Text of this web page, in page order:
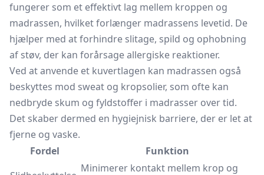
fungerer som et effektivt lag mellem kroppen og
madrassen, hvilket forlænger madrassens levetid. De
hjælper med at forhindre slitage, spild og ophobning
af støv, der kan forårsage allergiske reaktioner.
Ved at anvende et kuvertlagen kan madrassen også
beskyttes mod sweat og kropsolier, som ofte kan
nedbryde skum og fyldstoffer i madrasser over tid.
Det skaber dermed en hygiejnisk barriere, der er let at
fjerne og vaske.
Fordel
Funktion
Minimerer kontakt mellem krop og